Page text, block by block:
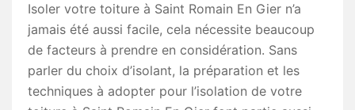
Isoler votre toiture à Saint Romain En Gier n’a
jamais été aussi facile, cela nécessite beaucoup
de facteurs à prendre en considération. Sans
parler du choix d’isolant, la préparation et les
techniques à adopter pour l’isolation de votre